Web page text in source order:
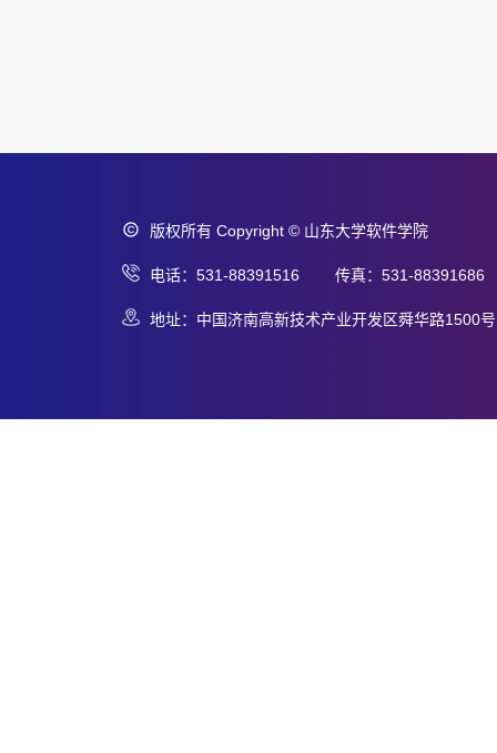
版权所有 Copyright © 山东大学软件学院
电话：531-88391516 传真：531-88391686
地址：中国济南高新技术产业开发区舜华路